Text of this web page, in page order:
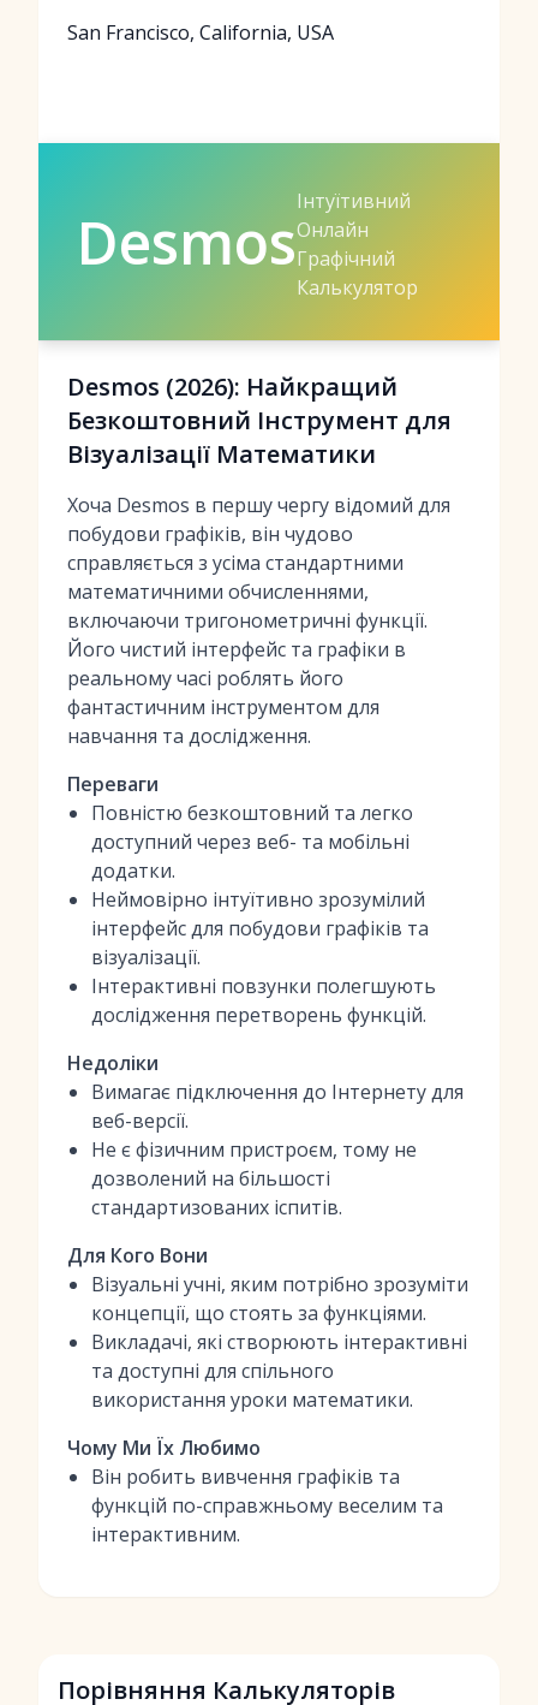
San Francisco, California, USA
Desmos
Інтуїтивний
Онлайн
Графічний
Калькулятор
Desmos (2026): Найкращий
Безкоштовний Інструмент для
Візуалізації Математики
Хоча Desmos в першу чергу відомий для
побудови графіків, він чудово
справляється з усіма стандартними
математичними обчисленнями,
включаючи тригонометричні функції.
Його чистий інтерфейс та графіки в
реальному часі роблять його
фантастичним інструментом для
навчання та дослідження.
Переваги
Повністю безкоштовний та легко
доступний через веб- та мобільні
додатки.
Неймовірно інтуїтивно зрозумілий
інтерфейс для побудови графіків та
візуалізації.
Інтерактивні повзунки полегшують
дослідження перетворень функцій.
Недоліки
Вимагає підключення до Інтернету для
веб-версії.
Не є фізичним пристроєм, тому не
дозволений на більшості
стандартизованих іспитів.
Для Кого Вони
Візуальні учні, яким потрібно зрозуміти
концепції, що стоять за функціями.
Викладачі, які створюють інтерактивні
та доступні для спільного
використання уроки математики.
Чому Ми Їх Любимо
Він робить вивчення графіків та
функцій по-справжньому веселим та
інтерактивним.
Порівняння Калькуляторів